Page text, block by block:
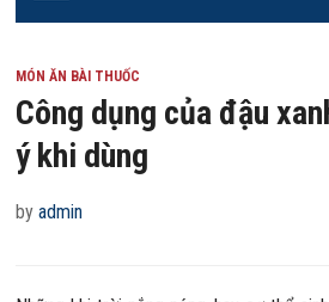
MÓN ĂN BÀI THUỐC
Công dụng của đậu
ý khi dùng
byadmin